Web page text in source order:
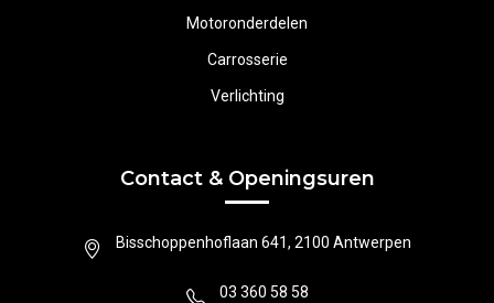
Motoronderdelen
Carrosserie
Verlichting
Contact & Openingsuren
Bisschoppenhoflaan 641, 2100 Antwerpen
03 360 58 58